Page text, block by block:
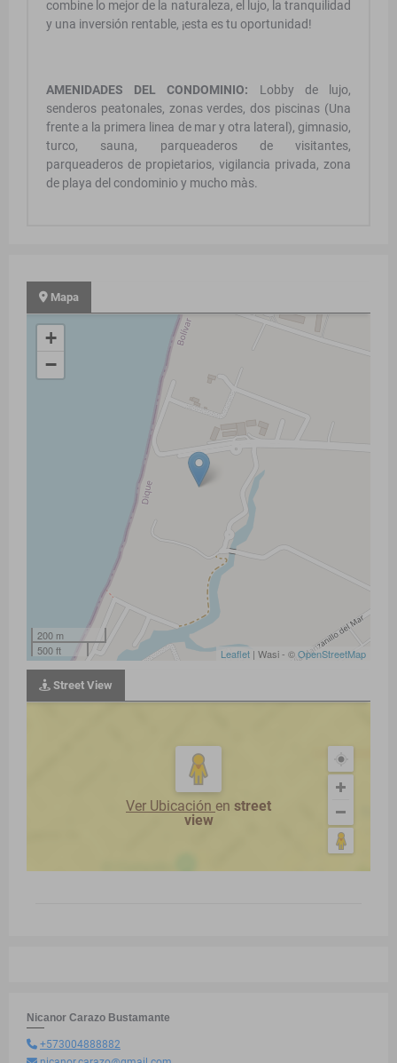
combine lo mejor de la naturaleza, el lujo, la tranquilidad
y una inversión rentable, ¡esta es tu oportunidad!
AMENIDADES DEL CONDOMINIO: Lobby de lujo,
senderos peatonales, zonas verdes, dos piscinas (Una
frente a la primera linea de mar y otra lateral), gimnasio,
turco, sauna, parqueaderos de visitantes,
parqueaderos de propietarios, vigilancia privada, zona
de playa del condominio y mucho màs.
Mapa
+
−
200 m
500 ft
Leaflet | Wasi - ©OpenStreetMap
Street View
Ver Ubicación en street
view
Nicanor Carazo Bustamante
+573004888882